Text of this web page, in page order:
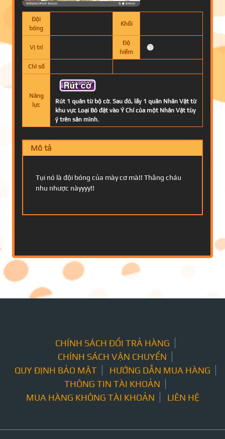
Đội
bóng
Khối
Vị trí
Độ
hiếm
Chỉ số
Năng
lực
Rút 1 quân từ bộ cờ. Sau đó, lấy 1 quân Nhân Vật từ
khu vực Loại Bỏ đặt vào Ý Chí của một Nhân Vật tùy
ý trên sân mình.
Mô tả
Tụi nó là đội bóng của mày cơ mà!! Thằng cháu
nhu nhược nàyyyy!!
CHÍNH SÁCH ĐỔI TRẢ HÀNG
CHÍNH SÁCH VẬN CHUYỂN
QUY ĐỊNH BẢO MẬT
HƯỚNG DẪN MUA HÀNG
THÔNG TIN TÀI KHOẢN
MUA HÀNG KHÔNG TÀI KHOẢN
LIÊN HỆ